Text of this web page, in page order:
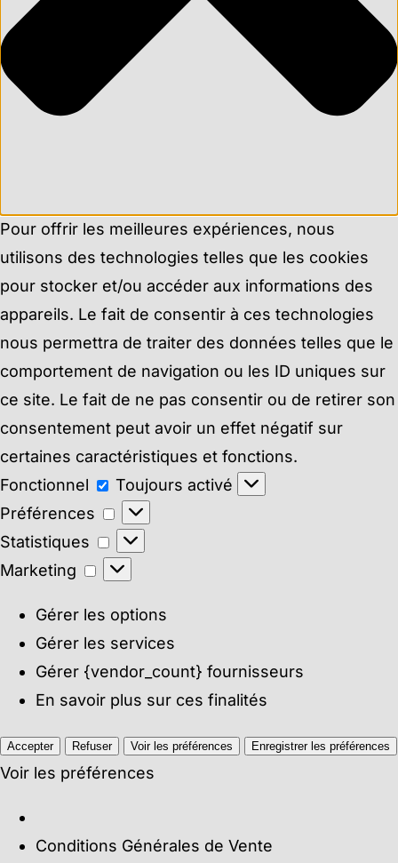
Pour offrir les meilleures expériences, nous
utilisons des technologies telles que les cookies
pour stocker et/ou accéder aux informations des
appareils. Le fait de consentir à ces technologies
nous permettra de traiter des données telles que le
comportement de navigation ou les ID uniques sur
ce site. Le fait de ne pas consentir ou de retirer son
consentement peut avoir un effet négatif sur
certaines caractéristiques et fonctions.
Fonctionnel
Fonctionnel
Toujours activé
Préférences
Préférences
Statistiques
Statistiques
Marketing
Marketing
Gérer les options
Gérer les services
Gérer {vendor_count} fournisseurs
En savoir plus sur ces finalités
Accepter Refuser Voir les préférences Enregistrer les préférences
Voir les préférences
Conditions Générales de Vente